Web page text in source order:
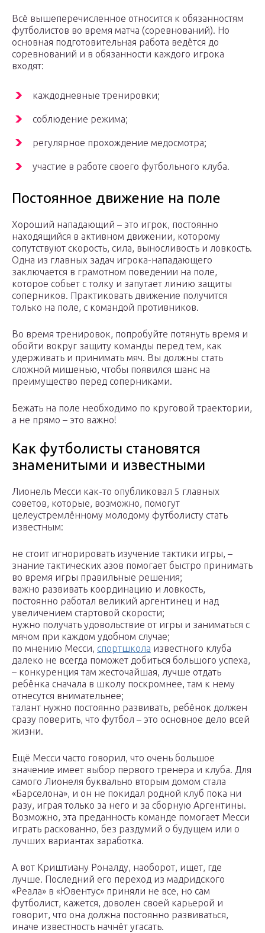
Всё вышеперечисленное относится к обязанностям
футболистов во время матча (соревнований). Но
основная подготовительная работа ведётся до
соревнований и в обязанности каждого игрока
входят:
каждодневные тренировки;
соблюдение режима;
регулярное прохождение медосмотра;
участие в работе своего футбольного клуба.
Постоянное движение на поле
Хороший нападающий – это игрок, постоянно
находящийся в активном движении, которому
сопутствуют скорость, сила, выносливость и ловкость.
Одна из главных задач игрока-нападающего
заключается в грамотном поведении на поле,
которое собьет с толку и запутает линию защиты
соперников. Практиковать движение получится
только на поле, с командой противников.
Во время тренировок, попробуйте потянуть время и
обойти вокруг защиту команды перед тем, как
удерживать и принимать мяч. Вы должны стать
сложной мишенью, чтобы появился шанс на
преимущество перед соперниками.
Бежать на поле необходимо по круговой траектории,
а не прямо – это важно!
Как футболисты становятся
знаменитыми и известными
Лионель Месси как-то опубликовал 5 главных
советов, которые, возможно, помогут
целеустремлённому молодому футболисту стать
известным:
не стоит игнорировать изучение тактики игры, –
знание тактических азов помогает быстро принимать
во время игры правильные решения;
важно развивать координацию и ловкость,
постоянно работал великий аргентинец и над
увеличением стартовой скорости;
нужно получать удовольствие от игры и заниматься с
мячом при каждом удобном случае;
по мнению Месси, спортшкола известного клуба
далеко не всегда поможет добиться большого успеха,
– конкуренция там жесточайшая, лучше отдать
ребёнка сначала в школу поскромнее, там к нему
отнесутся внимательнее;
талант нужно постоянно развивать, ребёнок должен
сразу поверить, что футбол – это основное дело всей
жизни.
Ещё Месси часто говорил, что очень большое
значение имеет выбор первого тренера и клуба. Для
самого Лионеля буквально вторым домом стала
«Барселона», и он не покидал родной клуб пока ни
разу, играя только за него и за сборную Аргентины.
Возможно, эта преданность команде помогает Месси
играть раскованно, без раздумий о будущем или о
лучших вариантах заработка.
А вот Криштиану Роналду, наоборот, ищет, где
лучше. Последний его переход из мадридского
«Реала» в «Ювентус» приняли не все, но сам
футболист, кажется, доволен своей карьерой и
говорит, что она должна постоянно развиваться,
иначе известность начнёт угасать.